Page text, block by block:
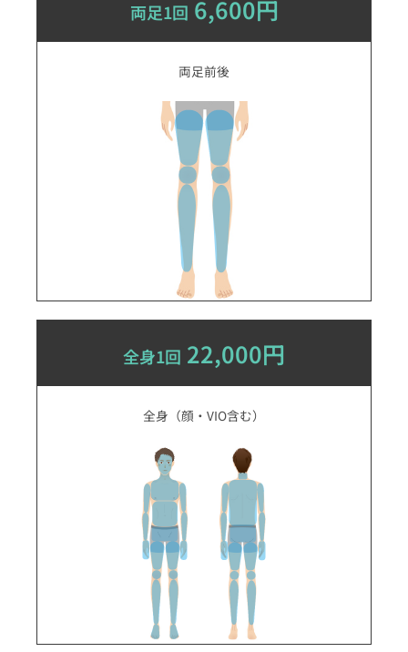
両足1回 6,600円
両足前後
全身1回 22,000円
全身（顔・VIO含む）